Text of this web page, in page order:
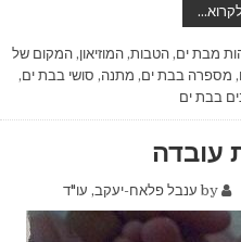
והטבות
מבת-ים
בת
ים
מבת ים,הטבות,המוזיאון,המקום של
, מספרה בבת ים, מתנה, סושי בבת ים,
בבת ים
עובדה
by ענבל פלאח-יעקב, עו"ד